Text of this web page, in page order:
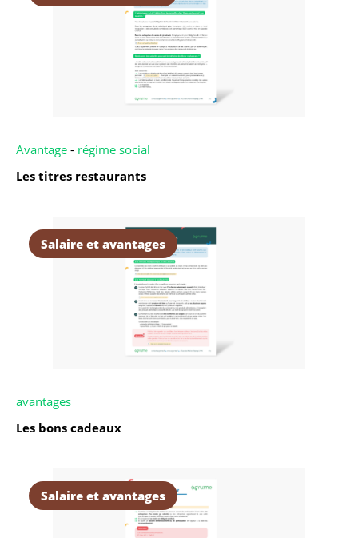
Avantage - régime social
Les titres restaurants
Salaire et avantages
avantages
Les bons cadeaux
Salaire et avantages